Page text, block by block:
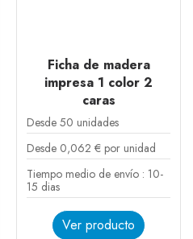
Ficha de madera
impresa 1 color 2
caras
Desde 50 unidades
Desde 0,062 € por unidad
Tiempo medio de envío : 10-
15 dias
Ver producto